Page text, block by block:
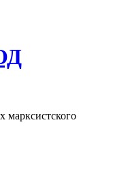
марксистского